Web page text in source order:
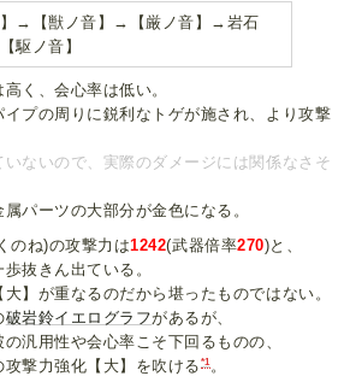
】→【獣ノ音】→【厳ノ音】→岩石
駆ノ音】
く、会心率は低い。
プの周りに鋭利なトゲが施され、より攻撃
いないので、実際のダメージには関係なさそ
パーツの大部分が金色になる。
のね)の攻撃力は1242(武器倍率270)と、
抜きん出ている。
】が重なるのだから堪ったものではない。
破岩鈴イエログラフがあるが、
汎用性や会心率こそ下回るものの、
撃力強化【大】を吹ける *1。